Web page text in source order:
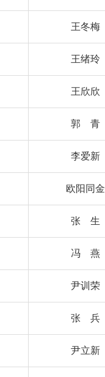
王冬梅
王绪玲
王欣欣
郭 青
李爱新
欧阳同金
张 生
冯 燕
尹训荣
张 兵
尹立新